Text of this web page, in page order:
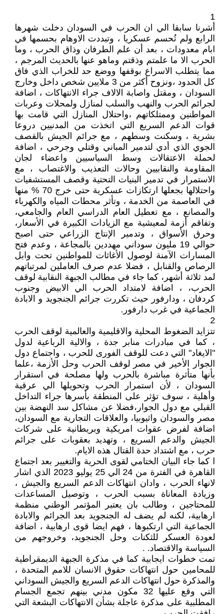
1
أشرنا سابقا الي ان الحرب في السودان دخلت شهرها
الرابع ولم تُحسم عسكريا ، وتبددت الاوهام بحسمها في
ابام معدودات ، بعد أن علم الطرفان وذاق الحرب ، وما
الحرب الا ما علمتم وذقتم وماهو عنها بالحديث المرجم ،
مما يتطلب الاسراع بوقفها ووضع حد للخراب الذي فاق
كل الحدود ،ونزوح أكثر من 3 ملايين شخص داخل وخارج
السودان ، ومقتل واصابة الالاف جراء الانتهاكات ، اضافة
لجرائم الحرب والنهب والسلب لمنازل ولمحلات وعربات
المواطنين وممتلكاتهم ،واحتلال المنازل التي قامت بها
قوات الدعم السريع التي اتخذت من المدنيين دروعا
بشرية ، وسكنت وسطهم ، مع جرائم الجيش بالقصف
الجوي الذي أدي لتدمير المباني وقتلي وجرحي ، اضافة
لحملة الاعتقالات وسط السياسيين واعضاء لجان
المقاومة والنقابيين وحالات التعذيب والاغتصاب ، مع
الاستمرار في تدمير البنيات التحتية وقصف المستشفيات
واحتلالها بجعلها ارتكازات عسكرية حتى خرج 70 % منها
في العاصمة من الخدمة ، وتأثر محطات المياه والكهرباء
والمصانع ، مع تعطيل العام الدراسي العام والجامعي،
وتفاقم أزمة لمعيشية مع الزيادات الكبيرة في الأسعار،
وحرق الأسواق ، وتدمير الإنتاج الزراعي حتى اصبح
حوالي 19 مليون سوداني مهددين بالمجاعة ، وعدم فتح
المسارات الآمنة لوصول الأغاثات للمواطنين تحت وابل
الرصاص والقنابل ، فضلا عدم صرف العاملين لمرتباتهم
لمد ثلاثة أشهر، كما جاء في مطالب الجبهة النقابية لوقف
الحرب، ، اضافة لامتداد الحرب الي الابيض وجنوب
كردفان ، ودارفور حيث تكررت جرائم الجنجويد و الابادة
الجماعية في غرب دارفور.
2
تتزايد الضغوط المحلية والاقليمية والعالمية لوقف الحرب
، كما في مبادرات منابر جدة ، والالية الرباعية لدول
"الايغاد" التي دعت للوقف الفورى للحرب ، واجتماع دول
الجوار الأخير في مصر لوقف الحرب وحل الأزمة ،علما
بأنها متأثرة مباشرة بالحرب ولها مصلحة في استقرار
السودان ، لأن استمرار الحرب وتحويلها الي عرقية
وأهلية ، سوف تؤثر على المنطقة بأسرها جراء التداخل
القبلي مع دول الجوار،فضلا عن مشاكل سد النهضة بين
مصر والسودان واثيوبيا، والعلاقات التجارية مع السودان،
اضافة لفرض عقوات امريكية وبريطانية على شركات
الجيش والدعم السريع ، وتهديد بعقوبات على جرائم
حرب ، مع اشتداد حدة القتال هذه الايام.
ا كما جاء البيان الختامي لقوى الحرية والتغيير بعد اجتماع
القاهرة في الفترة من 24 الي 25 يوليو 2023 الذي اشار
لانهاء الحرب ، وادان انتهاكات الدعم السريع والجيش ،
وزيادة المعاناة بسبب الحرب ، وتوصيل المساعدات
للمحتاجين ، وطالب بان يعتبر المؤتمر الوطني منظمة
ارهابية، لكنه لم يضف له الجنجويد بعد الجرائم والابادة
الجماعية التي ارتكبوها ، فهم ايضا قوى ارهابية ، اضافة
لعودة العسكر للثكنات وحل الجنجويد، وخروجهم من
السياسة والاقتصاد. .
تمت خطوات ايجابية كما في مذكرة الجبهة الديمقراطية
للمحامين حول انتهاكات حقوق الانسان للامم المتحدة ،
والمذكرة حول انتهاكات الدعم السريع والجيش السوداني
التي وقع عليها 32 مكون مدني بينهم تجمع الجسام
المطلبية على مذكرة عاجلة بشأن الانتهاكات البشعة التي